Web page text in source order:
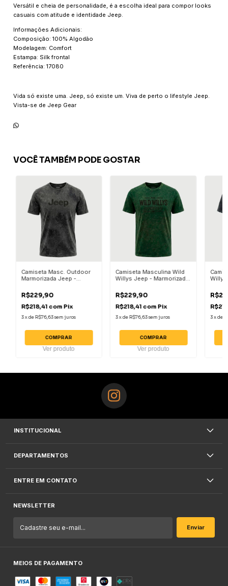
Versátil e cheia de personalidade, é a escolha ideal para compor looks
casuais com atitude e identidade Jeep.
Informações Adicionais:
Composição: 100% Algodão
Modelagem: Comfort
Estampa: Silk frontal
Referência: 17080
Vida só existe uma. Jeep, só existe um. Viva de perto o lifestyle Jeep.
Vista-se de Jeep Gear
VOCÊ TAMBÉM PODE GOSTAR
Camiseta Masc. Outdoor
Marmorizada Jeep -
R$229,90
R$218,41 com Pix
3xdeR$76,63sem juros
COMPRAR
Ver produto
Camiseta Masculina Wild
Willys Jeep - Marmorizada
R$229,90
R$218,41 com Pix
3xdeR$76,63sem juros
COMPRAR
Ver produto
Willys
3xde
INSTITUCIONAL
DEPARTAMENTOS
ENTRE EM CONTATO
NEWSLETTER
MEIOS DE PAGAMENTO